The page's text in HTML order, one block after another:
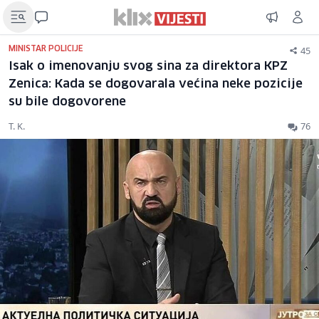
MINISTAR POLICIJE 45
Isak o imenovanju svog sina za direktora KPZ
Zenica: Kada se dogovarala većina neke pozicije
su bile dogovorene
T. K. 76